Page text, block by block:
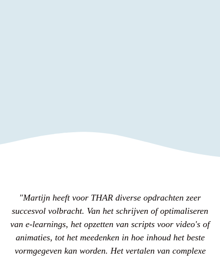
"Martijn heeft voor THAR diverse opdrachten zeer
succesvol volbracht. Van het schrijven of optimaliseren
van e-learnings, het opzetten van scripts voor video's of
animaties, tot het meedenken in hoe inhoud het beste
vormgegeven kan worden. Het vertalen van complexe